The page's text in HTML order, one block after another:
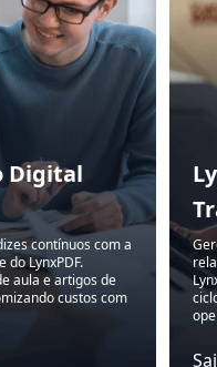
Digital
contínuos com a
LynxPDF.
aula e artigos de
custos com